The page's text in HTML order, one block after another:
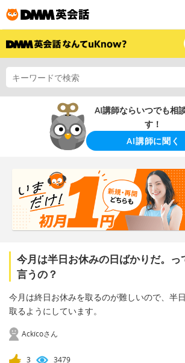
AI講師ならいつでも相
す！
AI講師に聞く
今月は半日お休みの日ばかりだ。っ
言うの？
今月は終日お休みを取るのが難しいので、半
取るようにしています。
Ackícoさん
3 3479